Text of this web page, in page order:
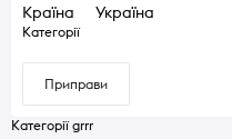
Країна
Україна
Категорії
Приправи
Категорії grrr